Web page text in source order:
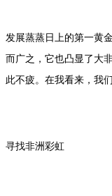
发展蒸蒸日上的第一黄
而广之，它也凸显了大
此不疲。在我看来，我
寻找非洲彩虹